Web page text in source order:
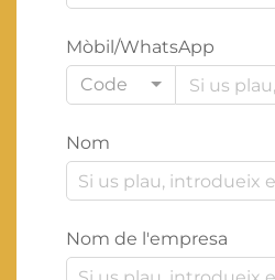
Mòbil/WhatsApp
Code
Nom
Nom de l'empresa